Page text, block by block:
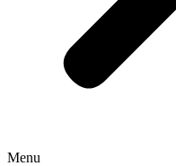
Menu